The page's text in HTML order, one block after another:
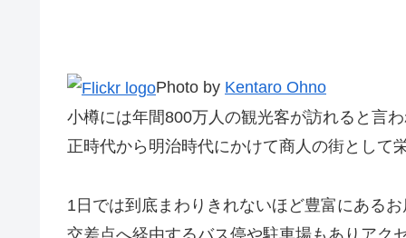
Photo by Kentaro Ohno
小樽には年間800万人の観光客が訪れると言
正時代から明治時代にかけて商人の街として
1日では到底まわりきれないほど豊富にある
交差点へ経由するバス停や駐車場もありアク